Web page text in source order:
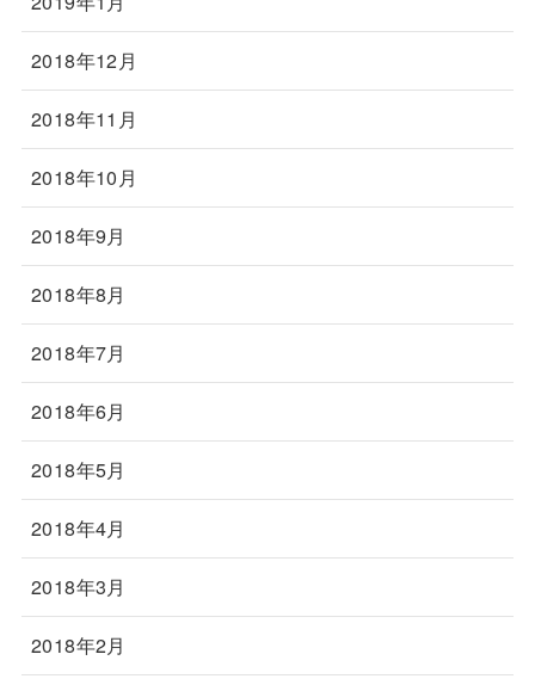
2018年12月
2018年11月
2018年10月
2018年9月
2018年8月
2018年7月
2018年6月
2018年5月
2018年4月
2018年3月
2018年2月